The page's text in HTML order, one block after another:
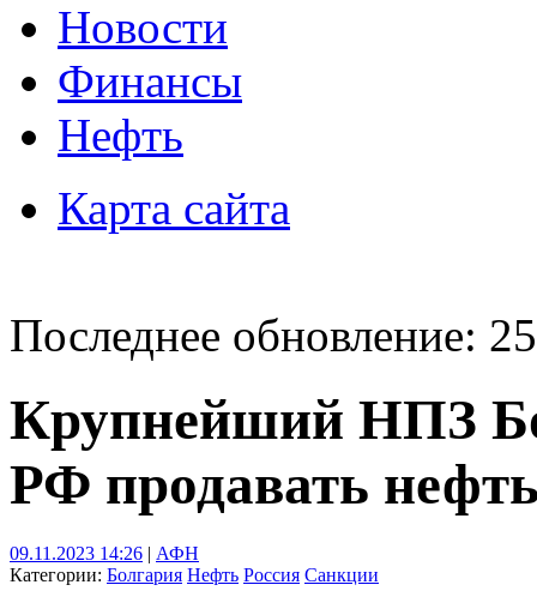
Новости
Финансы
Нефть
Карта сайта
Последнее обновление:
Крупнейший НПЗ
РФ продавать
09.11.2023 14:26 | АФН
Категории: Болгария Нефть Россия Санкции